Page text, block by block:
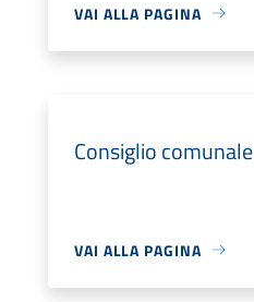
VAI ALLA PAGINA
Consiglio comunale
VAI ALLA PAGINA